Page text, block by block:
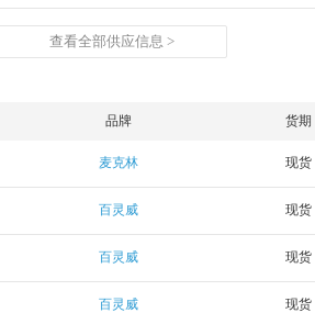
查看全部供应信息 >
品牌 货期
麦克林 现货
百灵威 现货
百灵威 现货
百灵威 现货